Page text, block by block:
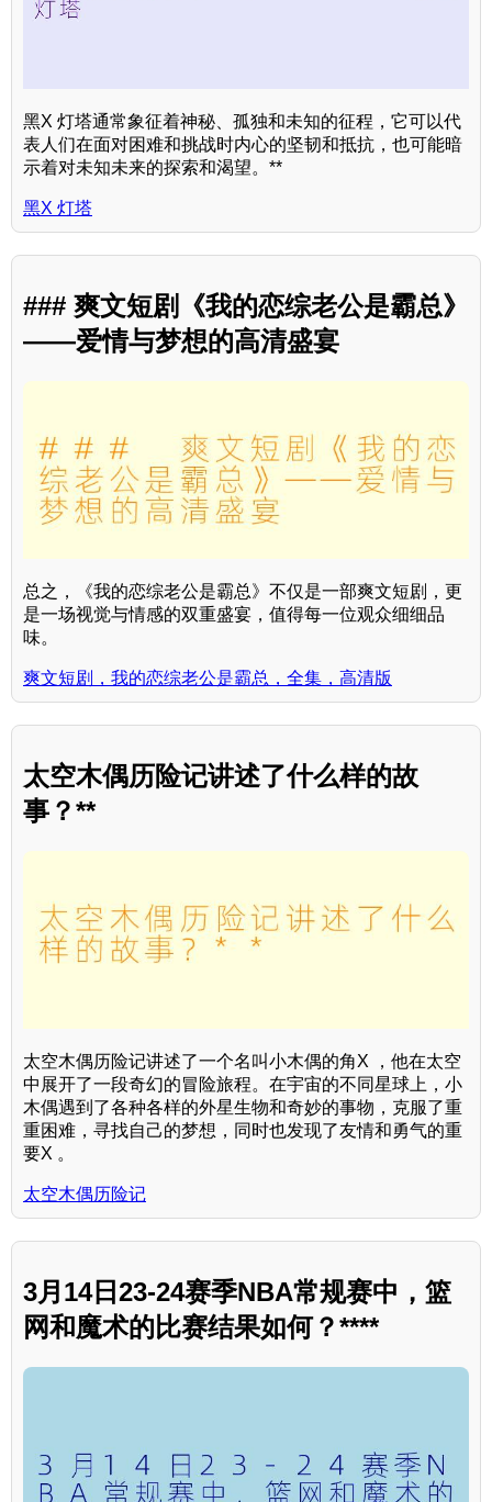
黑X 灯塔通常象征着神秘、孤独和未知的征程，它可以代
表人们在面对困难和挑战时内心的坚韧和抵抗，也可能暗
示着对未知未来的探索和渴望。**
黑X 灯塔
### 爽文短剧《我的恋综老公是霸总》
——爱情与梦想的高清盛宴
总之，《我的恋综老公是霸总》不仅是一部爽文短剧，更
是一场视觉与情感的双重盛宴，值得每一位观众细细品
味。
爽文短剧，我的恋综老公是霸总，全集，高清版
太空木偶历险记讲述了什么样的故
事？**
太空木偶历险记讲述了一个名叫小木偶的角X ，他在太空
中展开了一段奇幻的冒险旅程。在宇宙的不同星球上，小
木偶遇到了各种各样的外星生物和奇妙的事物，克服了重
重困难，寻找自己的梦想，同时也发现了友情和勇气的重
要X 。
太空木偶历险记
3月14日23-24赛季NBA常规赛中，篮
网和魔术的比赛结果如何？****